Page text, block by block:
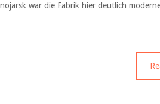
war die Fabrik hier deutlich